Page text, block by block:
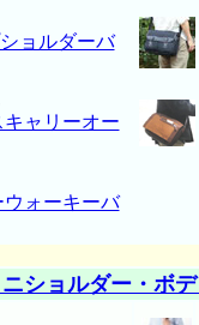
ョルダーバ
ャリーオー
ォーキーバ
ニショルダー・ボ